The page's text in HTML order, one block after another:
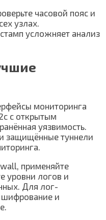
часовой пояс и
узлах.
усложняет анализ
мониторинга
с открытым
уязвимость.
защищённые туннели
применяйте
уровни логов и
Для лог-
шифрование и